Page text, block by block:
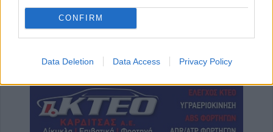
CONFIRM
Data Deletion Data Access Privacy Policy